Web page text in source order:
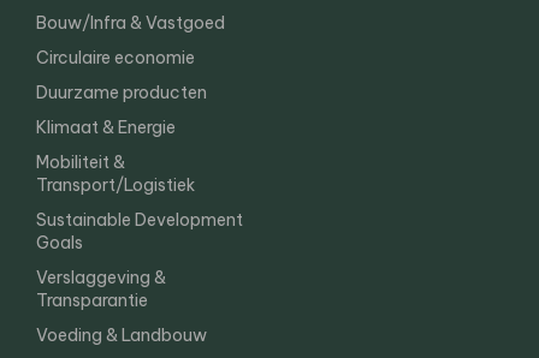
Bouw/Infra & Vastgoed
Circulaire economie
Duurzame producten
Klimaat & Energie
Mobiliteit &
Transport/Logistiek
Sustainable Development
Goals
Verslaggeving &
Transparantie
Voeding & Landbouw